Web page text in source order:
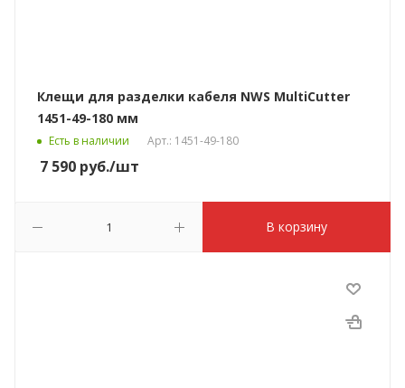
Клещи для разделки кабеля NWS MultiCutter
1451-49-180 мм
Есть в наличии Арт.: 1451-49-180
7 590 руб./шт
В корзину